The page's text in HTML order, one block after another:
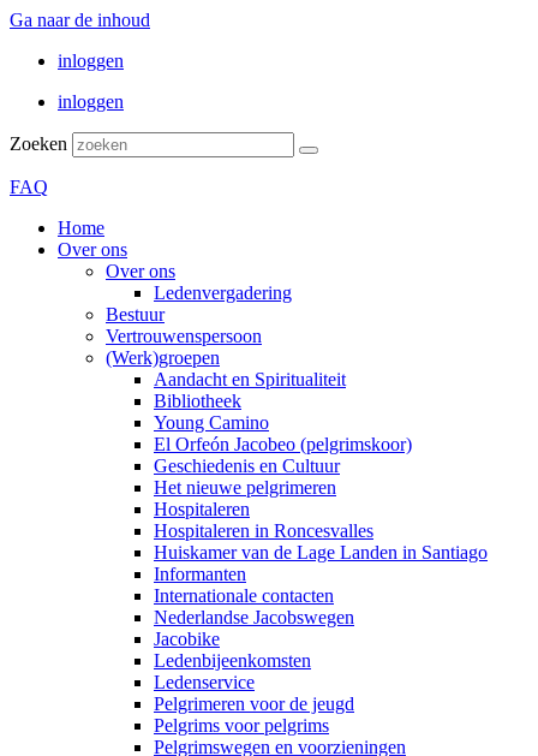
Ga naar de inhoud
inloggen
inloggen
Zoeken
FAQ
Home
Over ons
Over ons
Ledenvergadering
Bestuur
Vertrouwenspersoon
(Werk)groepen
Aandacht en Spiritualiteit
Bibliotheek
Young Camino
El Orfeón Jacobeo (pelgrimskoor)
Geschiedenis en Cultuur
Het nieuwe pelgrimeren
Hospitaleren
Hospitaleren in Roncesvalles
Huiskamer van de Lage Landen in Santiago
Informanten
Internationale contacten
Nederlandse Jacobswegen
Jacobike
Ledenbijeenkomsten
Ledenservice
Pelgrimeren voor de jeugd
Pelgrims voor pelgrims
Pelgrimswegen en voorzieningen